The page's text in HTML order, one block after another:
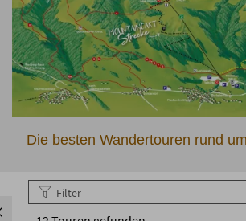
Die besten Wandertouren rund
Filter